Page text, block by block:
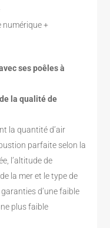
numérique +
ses poêles à
la qualité de
la quantité d’air
parfaite selon la
l’altitude de
la mer et le type de
d’une faible
plus faible